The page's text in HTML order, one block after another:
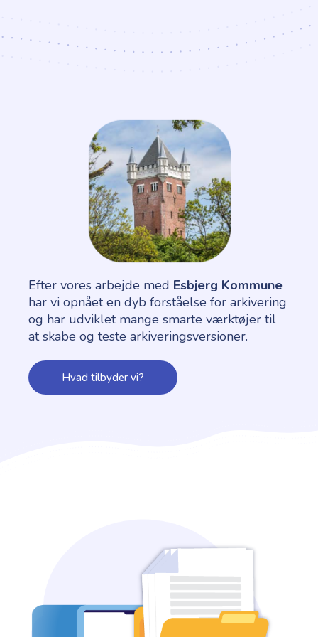
Efter vores arbejde med Esbjerg Kommune
har vi opnået en dyb forståelse for arkivering
og har udviklet mange smarte værktøjer til
at skabe og teste arkiveringsversioner.
Hvad tilbyder vi?